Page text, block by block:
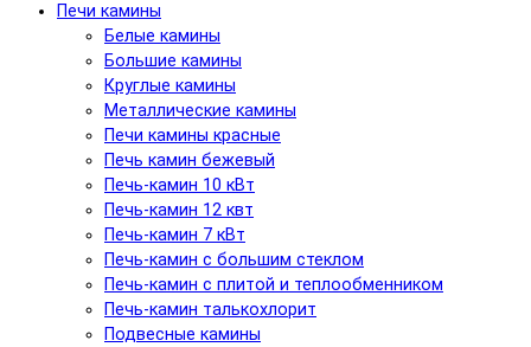
Печи камины
Белые камины
Большие камины
Круглые камины
Металлические камины
Печи камины красные
Печь камин бежевый
Печь-камин 10 кВт
Печь-камин 12 квт
Печь-камин 7 кВт
Печь-камин с большим стеклом
Печь-камин с плитой и теплообменником
Печь-камин талькохлорит
Подвесные камины